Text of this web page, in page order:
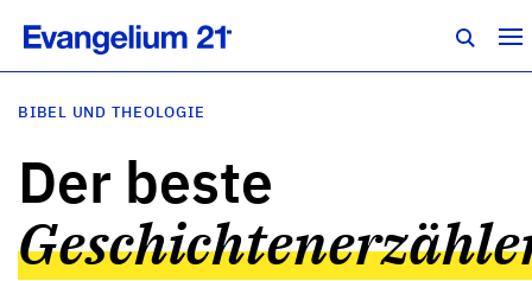
BIBEL UND THEOLOGIE
Der beste